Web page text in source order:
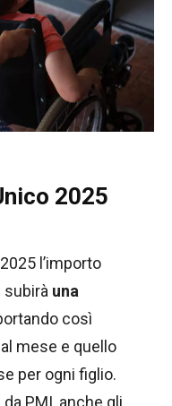
2025
l’importo
subirà una
così
mese e quello
per ogni figlio.
PMI, anche gli